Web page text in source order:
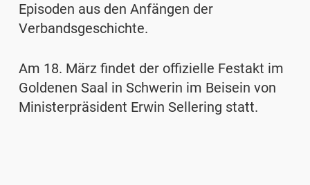
Episoden aus den Anfängen der
Verbandsgeschichte.
Am 18. März findet der offizielle Festakt im
Goldenen Saal in Schwerin im Beisein von
Ministerpräsident Erwin Sellering statt.